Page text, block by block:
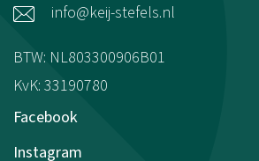
info@keij-stefels.nl
BTW: NL803300906B01
KvK: 33190780
Facebook
Instagram